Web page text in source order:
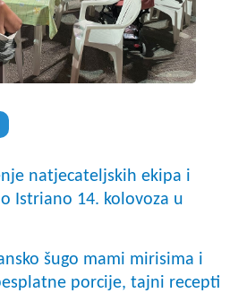
natjecateljskih ekipa i
Istriano 14. kolovoza u
šugo mami mirisima i
porcije, tajni recepti